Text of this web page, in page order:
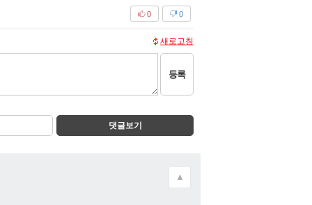
0
0
새로고침
등록
댓글보기
▲